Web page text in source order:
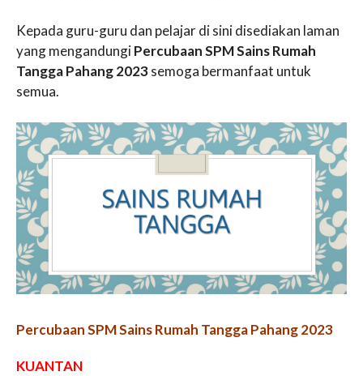
Kepada guru-guru dan pelajar di sini disediakan laman
yang mengandungiPercubaan SPM Sains Rumah
Tangga Pahang 2023semoga bermanfaat untuk
semua.
Percubaan SPM Sains Rumah Tangga Pahang 2023
KUANTAN